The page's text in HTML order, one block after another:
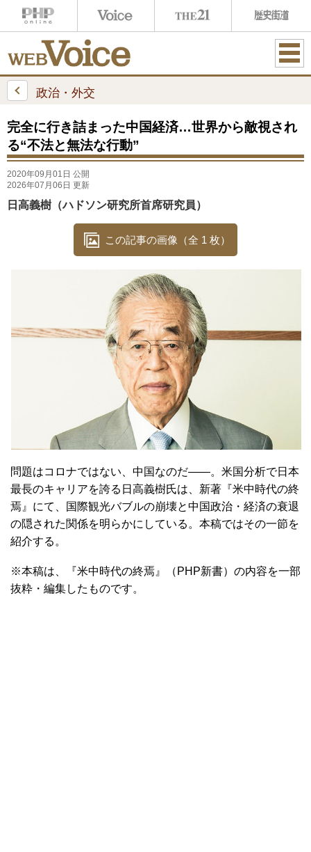
ME
政治・外交
完全に行き詰まった中国経済…世界から敵視され
る“不法と無法な行動”
2020年09月01日 公開
2026年07月06日 更新
日高義樹（ハドソン研究所首席研究員）
この記事の画像（全 1 枚）
問題はコロナではない、中国なのだ――。米国分析で日本
最長のキャリアを誇る日高義樹氏は、新著『米中時代の終
焉』にて、国際観光バブルの崩壊と中国政治・経済の衰退
の隠された関係を明らかにしている。本稿ではその一節を
紹介する。
※本稿は、『米中時代の終焉』（PHP新書）の内容を一部
抜粋・編集したものです。